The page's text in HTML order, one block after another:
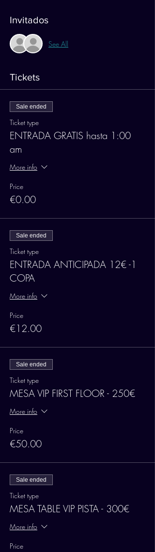
Invitados
See All
Tickets
Sale ended
Ticket type
ENTRADA GRATIS hasta 1:00
am
More info
Price
€0.00
Sale ended
Ticket type
ENTRADA ANTICIPADA 12€ -1
COPA
More info
Price
€12.00
Sale ended
Ticket type
MESA VIP FIRST FLOOR - 250€
More info
Price
€50.00
Sale ended
Ticket type
MESA TABLE VIP PISTA - 300€
More info
Price